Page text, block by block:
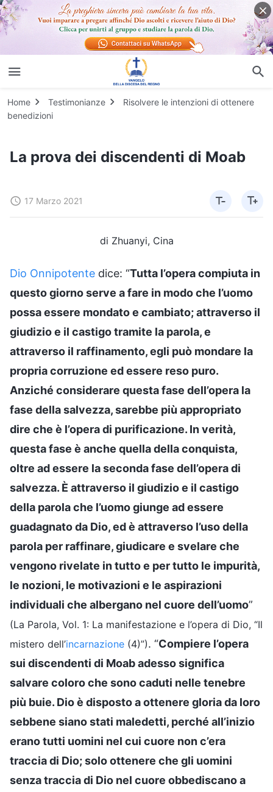
Home Testimonianze
Risolvere le intenzioni di ottenere
benedizioni
La prova dei discendenti di Moab
17 Marzo 2021
di Zhuanyi, Cina
Dio Onnipotente dice: “Tutta l’opera compiuta in
questo giorno serve a fare in modo che l’uomo
possa essere mondato e cambiato; attraverso il
giudizio e il castigo tramite la parola, e
attraverso il raffinamento, egli può mondare la
propria corruzione ed essere reso puro.
Anziché considerare questa fase dell’opera la
fase della salvezza, sarebbe più appropriato
dire che è l’opera di purificazione. In verità,
questa fase è anche quella della conquista,
oltre ad essere la seconda fase dell’opera di
salvezza. È attraverso il giudizio e il castigo
della parola che l’uomo giunge ad essere
guadagnato da Dio, ed è attraverso l’uso della
parola per raffinare, giudicare e svelare che
vengono rivelate in tutto e per tutto le impurità,
le nozioni, le motivazioni e le aspirazioni
individuali che albergano nel cuore dell’uomo”
(La Parola, Vol. 1: La manifestazione e l’opera di Dio, “Il
mistero dell’incarnazione (4)”). “Compiere l’opera
sui discendenti di Moab adesso significa
salvare coloro che sono caduti nelle tenebre
più buie. Dio è disposto a ottenere gloria da loro
sebbene siano stati maledetti, perché all’inizio
erano tutti uomini nel cui cuore non c’era
traccia di Dio; solo ottenere che gli uomini
senza traccia di Dio nel cuore obbediscano a